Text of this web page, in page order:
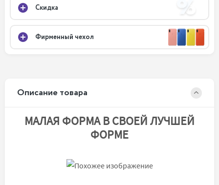
Скидка
Фирменный чехол
Описание товара
МАЛАЯ ФОРМА В СВОЕЙ ЛУЧШЕЙ
ФОРМЕ